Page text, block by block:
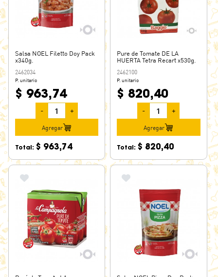
Salsa NOEL Filetto Doy Pack
x340g.
2462034
P. unitario
$ 963,74
- +
Agregar
Total: $ 963,74
Pure de Tomate DE LA
HUERTA Tetra Recart x530g.
2462100
P. unitario
$ 820,40
- +
Agregar
Total: $ 820,40